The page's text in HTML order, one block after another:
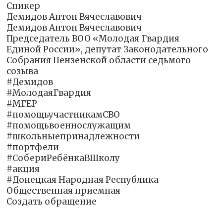
Спикер
Демидов Антон Вячеславович
Демидов Антон Вячеславович
Председатель ВОО «Молодая Гвардия
Единой России», депутат Законодательного
Собрания Пензенской области седьмого
созыва
#Демидов
#МолодаяГвардия
#МГЕР
#помощьучастникамСВО
#помощьвоеннослужащим
#школьныепринадлежности
#портфели
#СобериРебёнкаВШколу
#акция
#Донецкая Народная Республика
Общественная приемная
Создать обращение